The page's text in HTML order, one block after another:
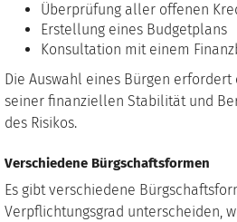
Überprüfung aller offenen
Erstellung eines Budgetplans
Konsultation mit einem
Die Auswahl eines Bürgen
seiner finanziellen Stabilität und
des Risikos.
Verschiedene Bürgschaftsformen
Es gibt verschiedene
Verpflichtungsgrad unterscheiden,